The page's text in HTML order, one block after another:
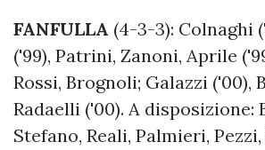
FANFULLA (4-3-3): Colnaghi
('99), Patrini, Zanoni, Aprile
Rossi, Brognoli; Galazzi ('00),
Radaelli ('00). A disposizione:
Stefano, Reali, Palmieri,